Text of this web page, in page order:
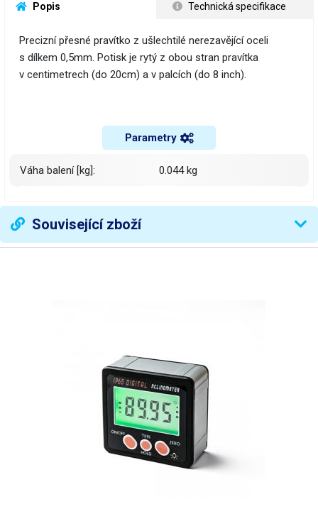
Popis Technická specifikace
Precizní přesné pravítko z ušlechtilé nerezavějící oceli
s dílkem 0,5mm. Potisk je rytý z obou stran pravítka
v centimetrech (do 20cm) a v palcích (do 8 inch).
Parametry
Váha balení [kg]: 0.044 kg
Související zboží